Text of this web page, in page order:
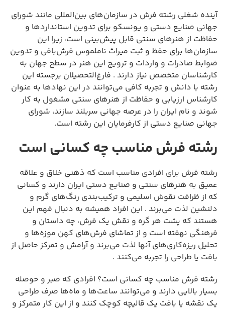
آینده شغلی رشته فرش در سازمان‌های بین‌المللی مانند شورای
جهانی صنایع دستی و یونسکو برای تدوین استانداردها و
حفاظت از هنرهای سنتی قابل پیش‌بینی است، زیرا این
سازمان‌ها برای حفظ و ثبت میراث ناملموس فرش‌بافی و تدوین
ضوابط صادرات و واردات و ترویج این هنر در سطح جهان به
کارشناسان متخصص نیاز دارند . فارغ‌التحصیلان برجسته این
رشته با دانش و تجربه کافی می‌توانند در این نهادها به عنوان
کارشناس ارزیابی و حفاظت از هنرهای سنتی مشغول به کار
شوند و نام ایران را در عرصه جهانی سربلند سازند، شورای
جهانی صنایع دستی از کارفرمایان این رشته است.
رشته فرش مناسب چه کسانی است
رشته فرش برای افرادی مناسب است که ذهنی خلاق و علاقه
عمیق به هنرهای سنتی و صنایع دستی ایران دارند و کسانی
که از ظرافت نقوش اسلیمی و ترکیب‌بندی رنگ‌های گرم و
دلنشین لذت می‌برند . این افراد همیشه به دنبال فهم این
هستند که پشت هر گره و نقش یک فرش، چه داستان و
فرهنگی نهفته است و از تماشای فرش‌های کهن موزه‌ها و
تحلیل ریزه‌کاری‌های آنها لذت می‌برند و آرامش و تمرکز حاصل از
بافت یا طراحی را تجربه می‌کنند .
رشته فرش مناسب چه کسانی است؟ افرادی که صبر و حوصله
بسیار بالایی دارند و می‌توانند ساعت‌ها و ماه‌ها صرف طراحی
یک نقشه یا بافت یک قالیچه کوچک کنند و از این کار متمرکز و